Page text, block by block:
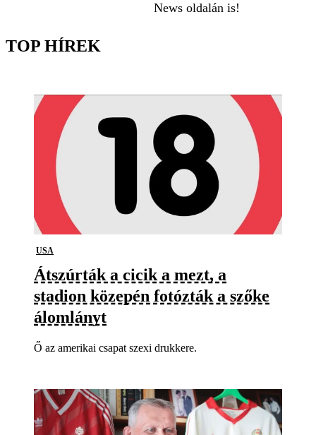
News oldalán is!
TOP HÍREK
USA
Átszúrták a cicik a mezt, a
stadion közepén fotózták a szőke
álomlányt
Ő az amerikai csapat szexi drukkere.